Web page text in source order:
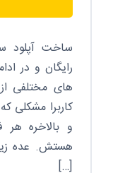
ساخت آپلود
رایگان و در
های مختلفی
کاربرا مشکلی
و بالاخره
هستش. عده
[…]